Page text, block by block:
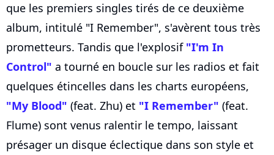
que les premiers singles tirés de ce deuxième
album, intitulé "I Remember", s'avèrent tous très
prometteurs. Tandis que l'explosif "I'm In
Control" a tourné en boucle sur les radios et fait
quelques étincelles dans les charts européens,
"My Blood" (feat. Zhu) et "I Remember" (feat.
Flume) sont venus ralentir le tempo, laissant
présager un disque éclectique dans son style et